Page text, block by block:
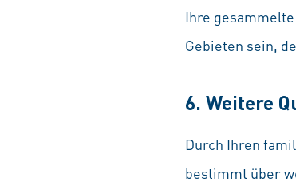
Ihre
Gebieten sein,
6. Weitere
Durch Ihren
bestimmt über